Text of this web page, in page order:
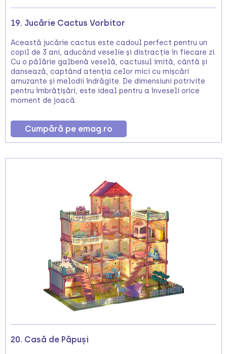
19. Jucărie Cactus Vorbitor
Această jucărie cactus este cadoul perfect pentru un
copil de 3 ani, aducând veselie și distracție în fiecare zi.
Cu o pălărie galbenă veselă, cactusul imită, cântă și
dansează, captând atenția celor mici cu mișcări
amuzante și melodii îndrăgite. De dimensiuni potrivite
pentru îmbrățișări, este ideal pentru a înveseli orice
moment de joacă.
Cumpără pe emag.ro
20. Casă de Păpuși